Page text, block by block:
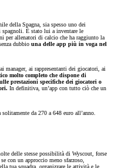
della Spagna, sia spesso uno dei
È stato lui a inventare le
per allenatori di calcio che ha raggiunto la
dubbio una delle app più in voga nel
ai rappresentanti dei giocatori, ai
molto completo che dispone di
prestazioni specifiche dei giocatori o
In definitiva, un’app con tutto ciò che un
da 270 a 648 euro all’anno.
delle stesse possibilità di Wyscout, forse
con un approccio meno sfarzoso,
tua squadra, organizzare le attività e le